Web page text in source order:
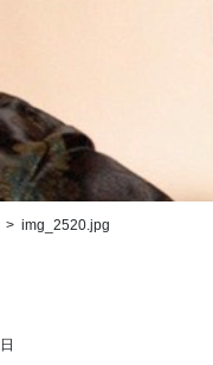
img_2520.jpg